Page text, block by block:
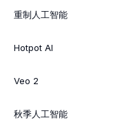
重制人工智能
Hotpot AI
Veo 2
秋季人工智能